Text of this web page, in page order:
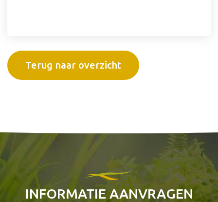
Terug naar overzicht
INFORMATIE AANVRAGEN